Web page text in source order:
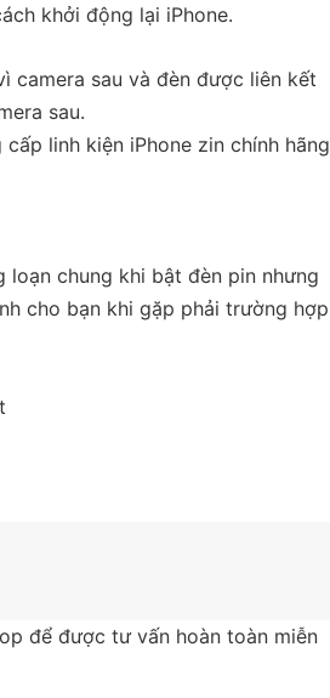
khởi động lại iPhone.
camera sau và đèn được liên kết
sau.
linh kiện iPhone zin chính hãng
loạn chung khi bật đèn pin nhưng
cho bạn khi gặp phải trường hợp
để được tư vấn hoàn toàn miễn